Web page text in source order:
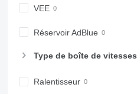
VEE
Réservoir AdBlue
Type de boîte de vitesses
Ralentisseur